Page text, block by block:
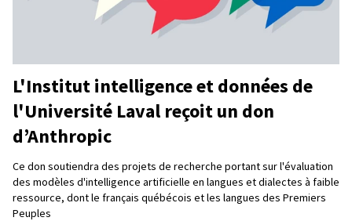
L'Institut intelligence et données de
l'Université Laval reçoit un don
d’Anthropic
Ce don soutiendra des projets de recherche portant sur l'évaluation
des modèles d'intelligence artificielle en langues et dialectes à faible
ressource, dont le français québécois et les langues des Premiers
Peuples